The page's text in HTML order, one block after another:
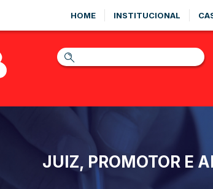
HOME INSTITUCIONAL
JUIZ, PROMOTOR E